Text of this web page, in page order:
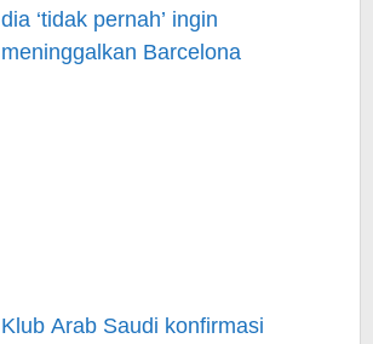
dia ‘tidak pernah’ ingin
meninggalkan Barcelona
Klub Arab Saudi konfirmasi